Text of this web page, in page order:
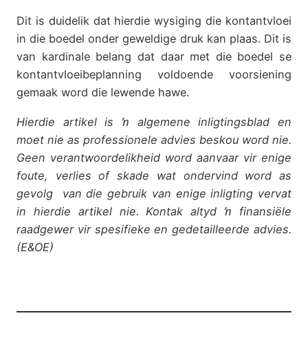
Dit is duidelik dat hierdie wysiging die kontantvloei
in die boedel onder geweldige druk kan plaas. Dit is
van kardinale belang dat daar met die boedel se
kontantvloeibeplanning voldoende voorsiening
gemaak word die lewende hawe.
Hierdie artikel is ŉ algemene inligtingsblad en
moet nie as professionele advies beskou word nie.
Geen verantwoordelikheid word aanvaar vir enige
foute, verlies of skade wat ondervind word as
gevolg van die gebruik van enige inligting vervat
in hierdie artikel nie. Kontak altyd ŉ finansiële
raadgewer vir spesifieke en gedetailleerde advies.
(E&OE)